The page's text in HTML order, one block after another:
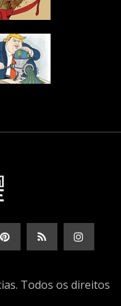
Todos os direitos